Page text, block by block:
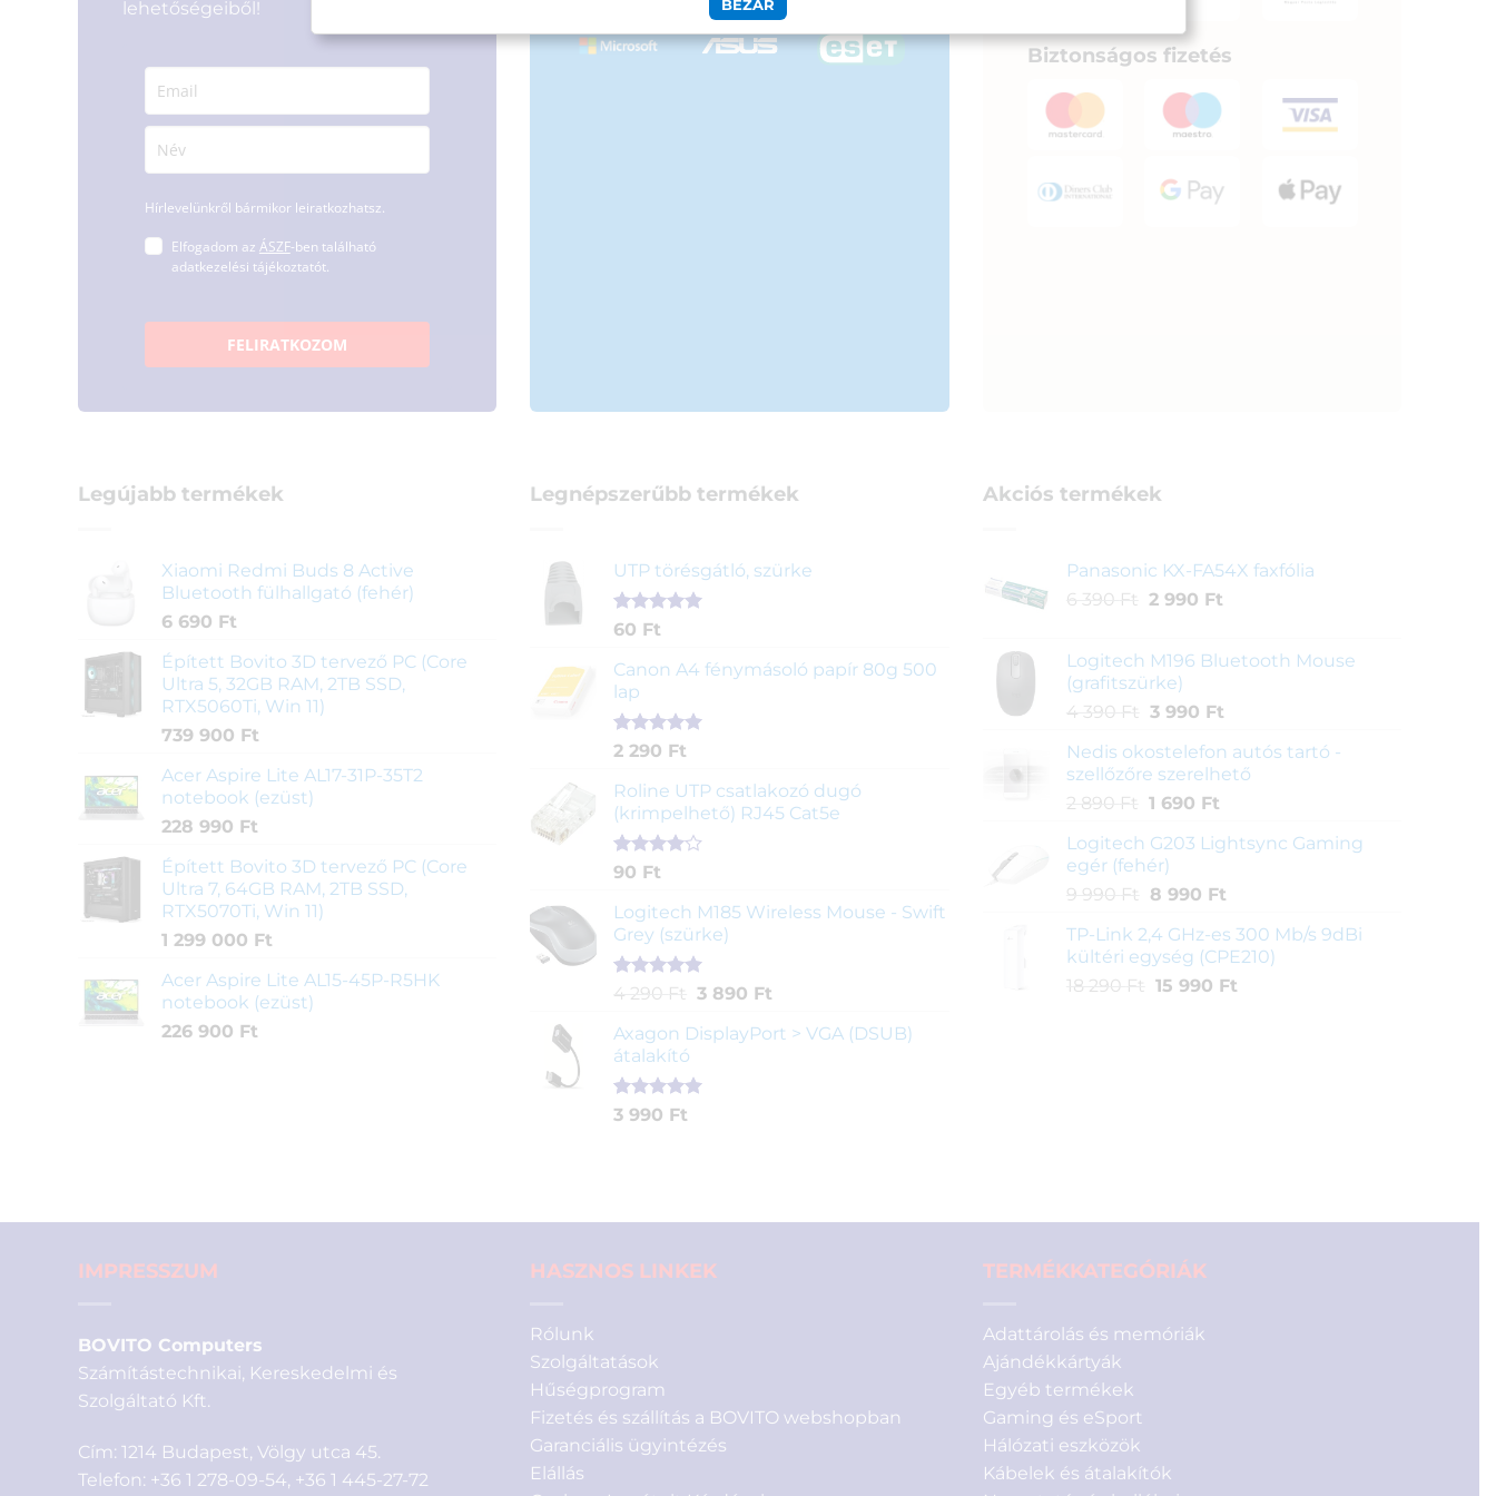
lehetőségeiből!
Hírlevelünkről bármikor leiratkozhatsz.
Elfogadom az ÁSZF-ben található
adatkezelési tájékoztatót.
FELIRATKOZOM
Biztonságos fizetés
Legújabb termékek
Xiaomi Redmi Buds 8 Active
Bluetooth fülhallgató (fehér)
6 690 Ft
Épített Bovito 3D tervező PC (Core
Ultra 5, 32GB RAM, 2TB SSD,
RTX5060Ti, Win 11)
739 900 Ft
Acer Aspire Lite AL17-31P-35T2
notebook (ezüst)
228 990 Ft
Épített Bovito 3D tervező PC (Core
Ultra 7, 64GB RAM, 2TB SSD,
RTX5070Ti, Win 11)
1 299 000 Ft
Acer Aspire Lite AL15-45P-R5HK
notebook (ezüst)
226 900 Ft
Legnépszerűbb termékek
UTP törésgátló, szürke
Értékelés
ből,
1
értékelés
alapján
60 Ft
Canon A4 fénymásoló papír 80g 500
lap
Értékelés
ből,
2
értékelés
alapján
2 290 Ft
Roline UTP csatlakozó dugó
(krimpelhető) RJ45 Cat5e
Értékelés
5-ből,
2
értékelés
alapján
90 Ft
Logitech M185 Wireless Mouse - Swift
Grey (szürke)
Értékelés
ből,
1
értékelés
alapján
4 290 Ft Original
was:
290 Ft.
3 890 FtCurrent
is:
Axagon DisplayPort > VGA (DSUB)
átalakító
Értékelés
1
3 990 Ft
Akciós termékek
Panasonic KX-FA54X faxfólia
6 390 Ft Original
6
390 Ft.
2 990 FtCurrent
2
Logitech M196 Bluetooth Mouse
(grafitszürke)
4 390 Ft Original
was:
4
390 Ft.
3 990 FtCurrent
is:
3
Nedis okostelefon autós tartó -
szellőzőre szerelhető
2 890 Ft Original
was:
2
890 Ft.
1 690 FtCurrent
is:
690 Ft.
Logitech G203 Lightsync Gaming
egér (fehér)
9 990 Ft
Original
was:
9
990 Ft.
8 990 FtCurrent
is:
8
990 Ft.
TP-Link 2,4 GHz-es 300 Mb/s 9dBi
kültéri egység (CPE210)
18 290 Ft Original
15 990 FtCurrent
IMPRESSZUM
BOVITO Computers
Számítástechnikai, Kereskedelmi és
Szolgáltató Kft.
Cím: 1214 Budapest, Völgy utca 45.
Telefon: +36 1 278-09-54, +36 1 445-27-72
HASZNOS LINKEK
Rólunk
Szolgáltatások
Hűségprogram
Fizetés és szállítás a BOVITO webshopban
Garanciális ügyintézés
Elállás
TERMÉKKATEGÓRIÁK
Adattárolás és memóriák
Ajándékkártyák
Egyéb termékek
Gaming és eSport
Hálózati eszközök
Kábelek és átalakítók
BEZÁR